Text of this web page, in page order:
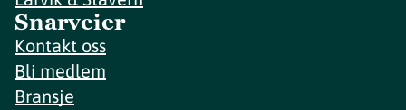
Snarveier
Kontakt oss
Bli medlem
Bransje